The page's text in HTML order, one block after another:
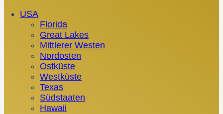
USA
Florida
Great Lakes
Mittlerer Westen
Nordosten
Ostküste
Westküste
Texas
Südstaaten
Hawaii